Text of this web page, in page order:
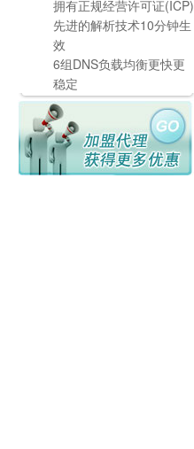
拥有正规经营许可证(ICP)
先进的解析技术10分钟生
效
6组DNS负载均衡更快更
稳定